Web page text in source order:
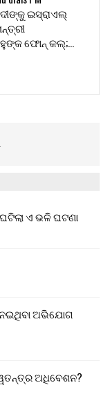
ଇସ୍ରାଏଲ୍
ଫୋନ୍ କଲ୍;…
ଏ ଭଳି ଘଟଣା
ଅଭିଯୋଗ
ଅଧିବେଶନ?